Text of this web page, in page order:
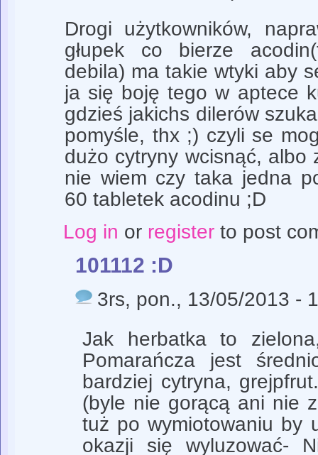
Drogi użytkowników,
głupek co bierze
debila) ma takie wtyki aby
ja się boję tego w aptece
gdzieś jakichs dilerów
pomyśle, thx ;) czyli se
dużo cytryny wcisnąć, albo
nie wiem czy taka jedna
60 tabletek acodinu ;D
Log in or registerto post
101112 :D
3rs, pon., 13/05/2013 -
Jak herbatka to
Pomarańcza jest
bardziej cytryna,
(byle nie gorącą ani nie
tuż po wymiotowaniu by
okazji się wyluzować-